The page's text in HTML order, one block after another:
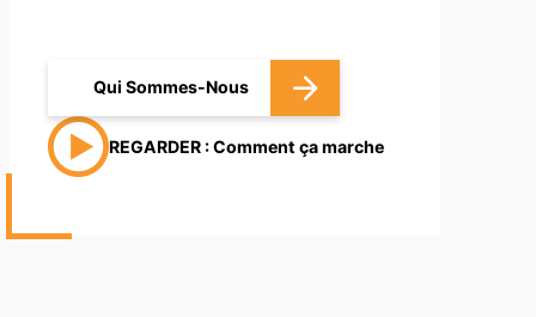
Qui Sommes-Nous
REGARDER : Comment ça marche